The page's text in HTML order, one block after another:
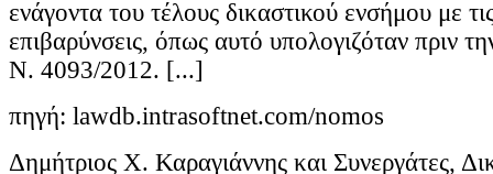
ενάγοντα του τέλους δικαστικού ενσήμου με
επιβαρύνσεις, όπως αυτό υπολογιζόταν πριν
Ν. 4093/2012. [...]
πηγή: lawdb.intrasoftnet.com/nomos
Δημήτριος Χ. Καραγιάννης και Συνεργάτες,